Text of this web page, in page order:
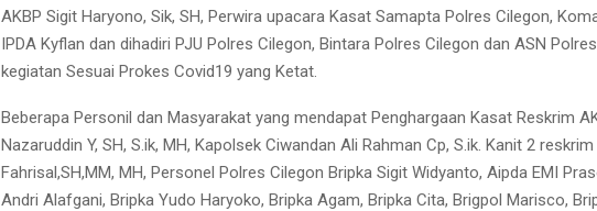
AKBP Sigit Haryono, Sik, SH, Perwira upacara Kasat Samapta Polres Cilegon,
IPDA Kyflan dan dihadiri PJU Polres Cilegon, Bintara Polres Cilegon dan ASN
kegiatan Sesuai Prokes Covid19 yang Ketat.
Beberapa Personil dan Masyarakat yang mendapat Penghargaan Kasat Reskrim
Nazaruddin Y, SH, S.ik, MH, Kapolsek Ciwandan Ali Rahman Cp, S.ik. Kanit 2
Fahrisal,SH,MM, MH, Personel Polres Cilegon Bripka Sigit Widyanto, Aipda EMI
Andri Alafgani, Bripka Yudo Haryoko, Bripka Agam, Bripka Cita, Brigpol Marisco,